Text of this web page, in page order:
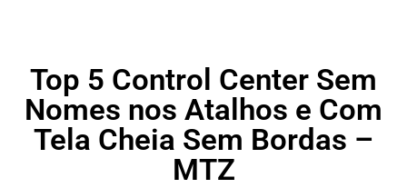
Top 5 Control Center Sem
Nomes nos Atalhos e Com
Tela Cheia Sem Bordas –
MTZ